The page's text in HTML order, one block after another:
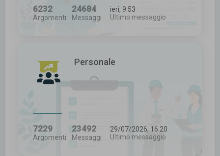
6232
Argomenti
24684
Messaggi
ieri, 9:53
Ultimo messaggio
Personale
7229
Argomenti
23492
Messaggi
29/07/2026, 16:20
Ultimo messaggio